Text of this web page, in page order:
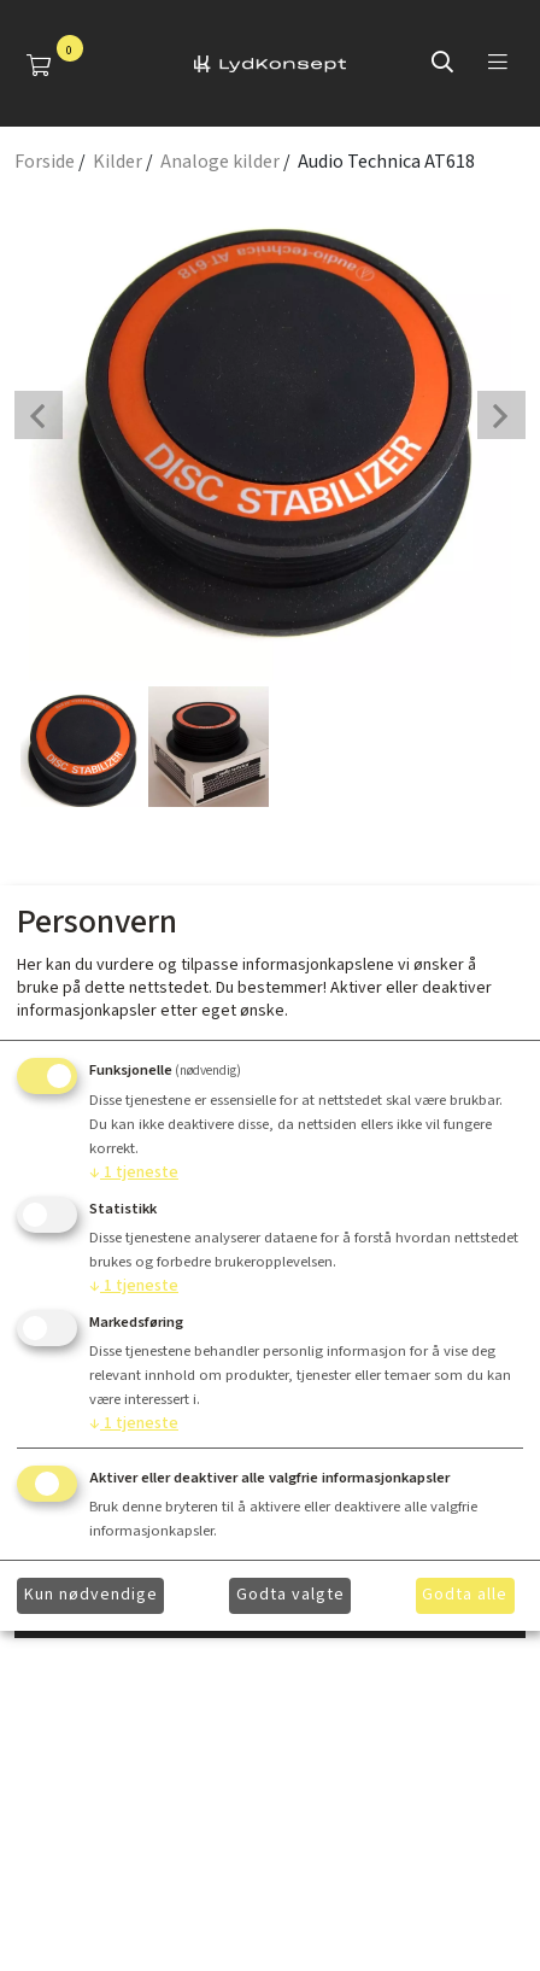
0
Forside / Kilder/ Analoge kilder/ Audio Technica AT618
Audio Technica AT618
Kr 629,-
Kjøp
Finansiering
Ønsker du å få ytterligere informasjon om våre produkter og mer informasjon om gunstig
finansiering? Ta kontakt medhei@lydkonsept.no
Personvern
Her kan du vurdere og tilpasse informasjonkapslene vi ønsker å
bruke på dette nettstedet. Du bestemmer! Aktiver eller deaktiver
informasjonkapsler etter eget ønske.
Funksjonelle (nødvendig)
Disse tjenestene er essensielle for at nettstedet skal være brukbar.
Du kan ikke deaktivere disse, da nettsiden ellers ikke vil fungere
korrekt.
↓ 1tjeneste
Statistikk
Disse tjenestene analyserer dataene for å forstå hvordan nettstedet
brukes og forbedre brukeropplevelsen.
↓ 1 tjeneste
Markedsføring
Disse tjenestene behandler personlig informasjon for å vise deg
relevant innhold om produkter, tjenester eller temaer som du kan
være interessert i.
↓ 1 tjeneste
Aktiver eller deaktiver alle valgfrie informasjonkapsler
Bruk denne bryteren til å aktivere eller deaktivere alle valgfrie
informasjonkapsler.
Kun nødvendige Godta valgte Godta alle